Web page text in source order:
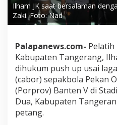
Ilham JK saat bersalaman
Zaki. Foto: Nad
Palapanews.com-
Kabupaten Tangerang,
dihukum push up usai
(cabor) sepakbola Pekan
(Porprov) Banten V di
Dua, Kabupaten
petang.